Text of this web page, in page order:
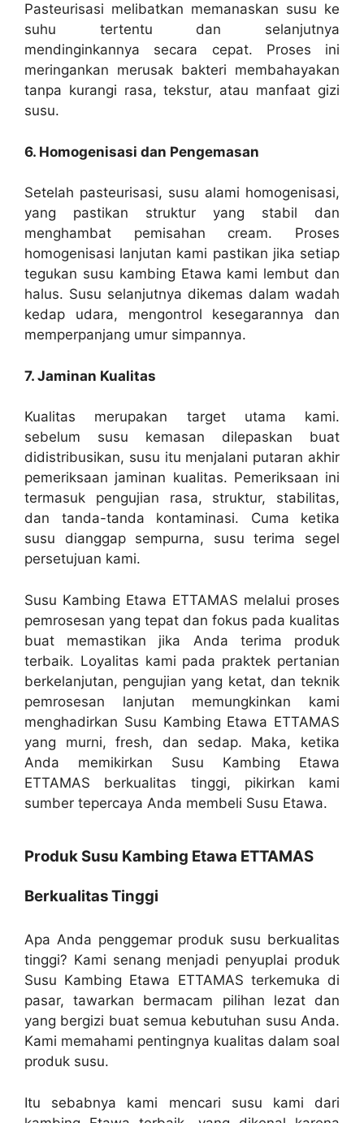
Pasteurisasi melibatkan memanaskan susu ke
suhu tertentu dan selanjutnya
mendinginkannya secara cepat. Proses ini
meringankan merusak bakteri membahayakan
tanpa kurangi rasa, tekstur, atau manfaat gizi
susu.
6. Homogenisasi dan Pengemasan
Setelah pasteurisasi, susu alami homogenisasi,
yang pastikan struktur yang stabil dan
menghambat pemisahan cream. Proses
homogenisasi lanjutan kami pastikan jika setiap
tegukan susu kambing Etawa kami lembut dan
halus. Susu selanjutnya dikemas dalam wadah
kedap udara, mengontrol kesegarannya dan
memperpanjang umur simpannya.
7. Jaminan Kualitas
Kualitas merupakan target utama kami.
sebelum susu kemasan dilepaskan buat
didistribusikan, susu itu menjalani putaran akhir
pemeriksaan jaminan kualitas. Pemeriksaan ini
termasuk pengujian rasa, struktur, stabilitas,
dan tanda-tanda kontaminasi. Cuma ketika
susu dianggap sempurna, susu terima segel
persetujuan kami.
Susu Kambing Etawa ETTAMAS melalui proses
pemrosesan yang tepat dan fokus pada kualitas
buat memastikan jika Anda terima produk
terbaik. Loyalitas kami pada praktek pertanian
berkelanjutan, pengujian yang ketat, dan teknik
pemrosesan lanjutan memungkinkan kami
menghadirkan Susu Kambing Etawa ETTAMAS
yang murni, fresh, dan sedap. Maka, ketika
Anda memikirkan Susu Kambing Etawa
ETTAMAS berkualitas tinggi, pikirkan kami
sumber tepercaya Anda membeli Susu Etawa.
Produk Susu Kambing Etawa ETTAMAS
Berkualitas Tinggi
Apa Anda penggemar produk susu berkualitas
tinggi? Kami senang menjadi penyuplai produk
Susu Kambing Etawa ETTAMAS terkemuka di
pasar, tawarkan bermacam pilihan lezat dan
yang bergizi buat semua kebutuhan susu Anda.
Kami memahami pentingnya kualitas dalam soal
produk susu.
Itu sebabnya kami mencari susu kami dari